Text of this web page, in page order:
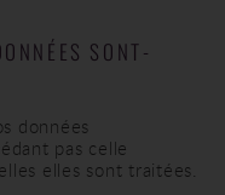
SONT-
données
pas celle
elles sont traitées.